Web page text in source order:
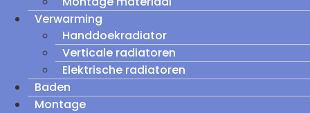
Verwarming
Handdoekradiator
Verticale radiatoren
Elektrische radiatoren
Baden
Montage